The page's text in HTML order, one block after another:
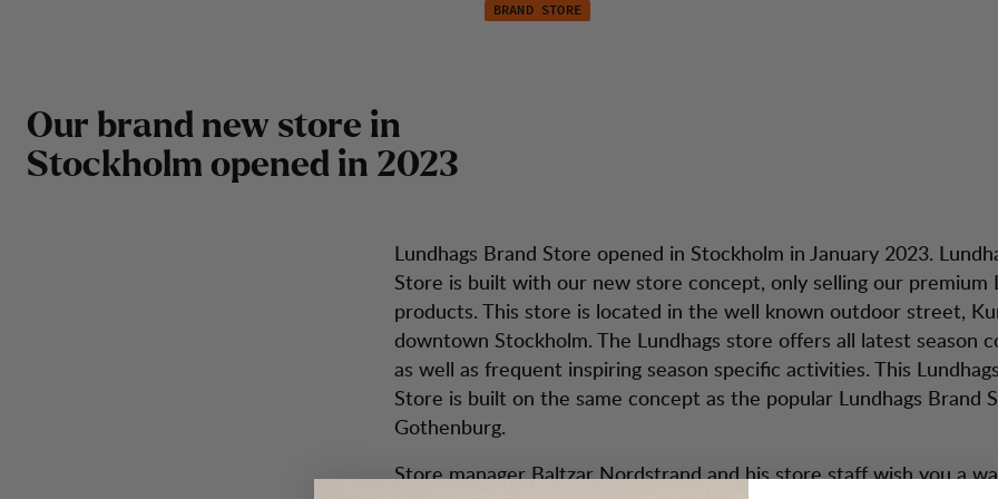
BRAND STORE
Our brand new store in
Stockholm opened in 2023
Lundhags Brand Store opened in Stockholm in January 2023.
Store is built with our new store concept, only selling our premium
products. This store is located in the well known outdoor street,
downtown Stockholm. The Lundhags store offers all latest season
as well as frequent inspiring season specific activities. This
Store is built on the same concept as the popular Lundhags Brand
Gothenburg.
Store manager Baltzar Nordstrand and his store staff wish you a